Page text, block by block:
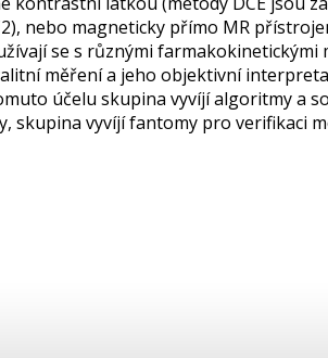
nebo magneticky přímo MR
se s různými farmakokinetickými
měření a jeho objektivní
účelu skupina vyvíjí algoritmy a
skupina vyvíjí fantomy pro verifikaci